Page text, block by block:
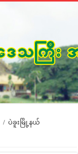
/ ပဲခူးမြို့နယ်